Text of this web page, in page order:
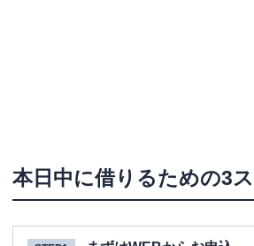
本日中に借りるための3